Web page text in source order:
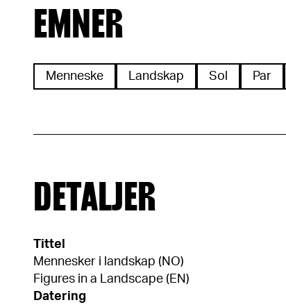
EMNER
Menneske Landskap Sol Par
DETALJER
Tittel
Mennesker i landskap (NO)
Figures in a Landscape (EN)
Datering